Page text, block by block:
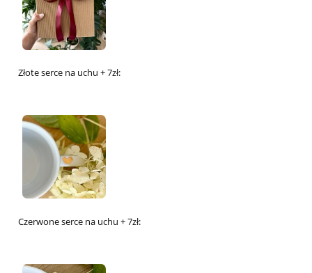
Złote serce na uchu + 7zł:
Czerwone serce na uchu + 7zł: